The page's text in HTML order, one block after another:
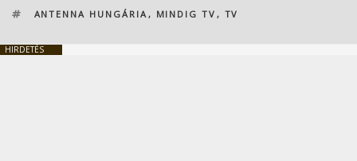
CÍMKÉK
ANTENNA HUNGÁRIA , MINDIG TV , TV
HIRDETÉS